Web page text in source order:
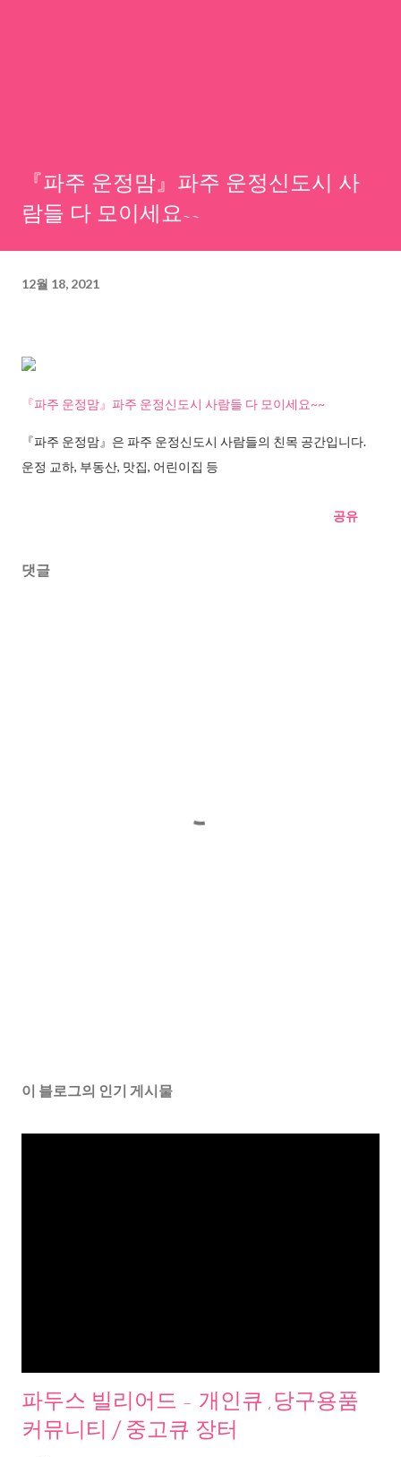
『파주 운정맘』파주 운정신도시 사
람들 다 모이세요~~
12월 18, 2021
『파주 운정맘』파주 운정신도시 사람들 다 모이세요~~
『파주 운정맘』은 파주 운정신도시 사람들의 친목 공간입니다.
운정 교하, 부동산, 맛집, 어린이집 등
공유
댓글
이 블로그의 인기 게시물
파두스 빌리어드 - 개인큐 ,당구용품
커뮤니티 / 중고큐 장터